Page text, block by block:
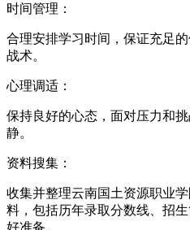
时间管理：
合理安排学习时间，保证充足
战术。
心理调适：
保持良好的心态，面对压力和
静。
资料搜集：
收集并整理云南国土资源职业
料，包括历年录取分数线、招
好准备。